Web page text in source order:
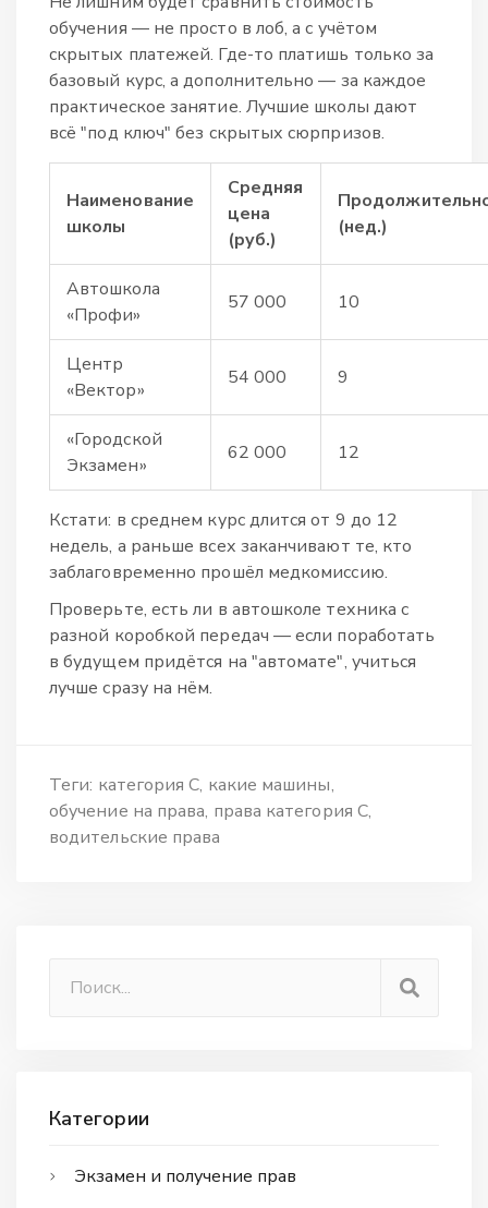
обучения — не просто в лоб, а с учётом
скрытых платежей. Где-то платишь только за
базовый курс, а дополнительно — за каждое
практическое занятие. Лучшие школы дают
всё "под ключ" без скрытых сюрпризов.
Наименование
школы
Средняя
цена
(руб.)
(нед.)
Автошкола
«Профи»
57 000 10
Центр
«Вектор»
54 000 9
«Городской
Экзамен»
62 000 12
Кстати: в среднем курс длится от 9 до 12
недель, а раньше всех заканчивают те, кто
заблаговременно прошёл медкомиссию.
Проверьте, есть ли в автошколе техника с
разной коробкой передач — если поработать
в будущем придётся на "автомате", учиться
лучше сразу на нём.
Теги: категория C какие машины
обучение на права права категория C
водительские права
Категории
Экзамен и получение прав